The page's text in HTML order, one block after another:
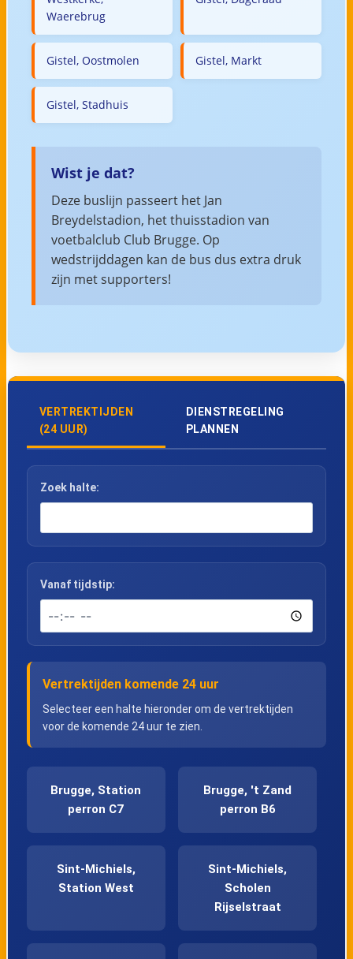
Waerebrug
Gistel, Oostmolen Gistel, Markt
Gistel, Stadhuis
Wist je dat?
Deze buslijn passeert het Jan
Breydelstadion, het thuisstadion van
voetbalclub Club Brugge. Op
wedstrijddagen kan de bus dus extra druk
zijn met supporters!
VERTREKTIJDEN
(24 UUR)
DIENSTREGELING
PLANNEN
Zoek halte:
Vanaf tijdstip:
Vertrektijden komende 24 uur
Selecteer een halte hieronder om de vertrektijden
voor de komende 24 uur te zien.
Brugge, Station
perron C7
Brugge, 't Zand
perron B6
Sint-Michiels,
Station West
Sint-Michiels,
Scholen
Rijselstraat